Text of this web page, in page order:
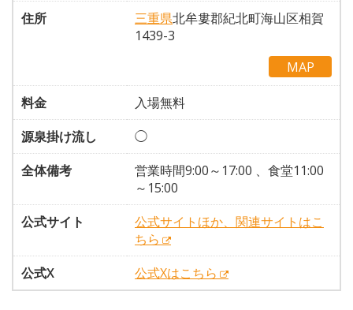
住所
三重県北牟婁郡紀北町海山区相賀
1439-3
MAP
料金
入場無料
源泉掛け流し
◯
全体備考
営業時間9:00～17:00 、食堂11:00
～15:00
公式サイト
公式サイトほか、関連サイトはこ
ちら
公式X
公式Xはこちら